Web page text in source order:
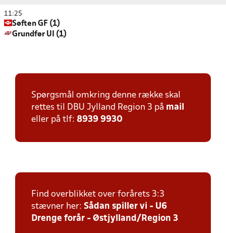
11:25
Søften GF (1)
Grundfør UI (1)
Spørgsmål omkring denne række skal
rettes til DBU Jylland Region 3 på mail
eller på tlf: 8939 9930
Find overblikket over forårets 3:3
stævner her: Sådan spiller vi - U6
Drenge forår - Østjylland/Region 3